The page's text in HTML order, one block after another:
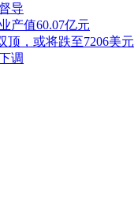
导
产值60.07亿元
顶，或将跌至7206美元
调